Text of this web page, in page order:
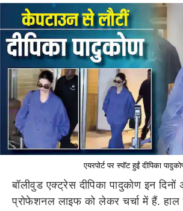
एयरपोर्ट पर स्पॉट हुईं दीपिका
बॉलीवुड एक्ट्रेस दीपिका पादुकोण इन
प्रोफेशनल लाइफ को लेकर चर्चा में हैं.